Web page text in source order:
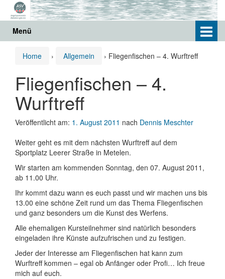
Springe
zum
Hauptmenü
Menü
Home › Allgemein › Fliegenfischen – 4. Wurftreff
Fliegenfischen – 4.
Wurftreff
Veröffentlicht am: 1. August 2011 nach Dennis Meschter
Weiter geht es mit dem nächsten Wurftreff auf dem
Sportplatz Leerer Straße in Metelen.
Wir starten am kommenden Sonntag, den 07. August 2011,
ab 11.00 Uhr.
Ihr kommt dazu wann es euch passt und wir machen uns bis
13.00 eine schöne Zeit rund um das Thema Fliegenfischen
und ganz besonders um die Kunst des Werfens.
Alle ehemaligen Kursteilnehmer sind natürlich besonders
eingeladen ihre Künste aufzufrischen und zu festigen.
Jeder der Interesse am Fliegenfischen hat kann zum
Wurftreff kommen – egal ob Anfänger oder Profi… Ich freue
mich auf euch.